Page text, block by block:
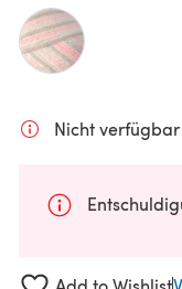
Nicht verfügbar